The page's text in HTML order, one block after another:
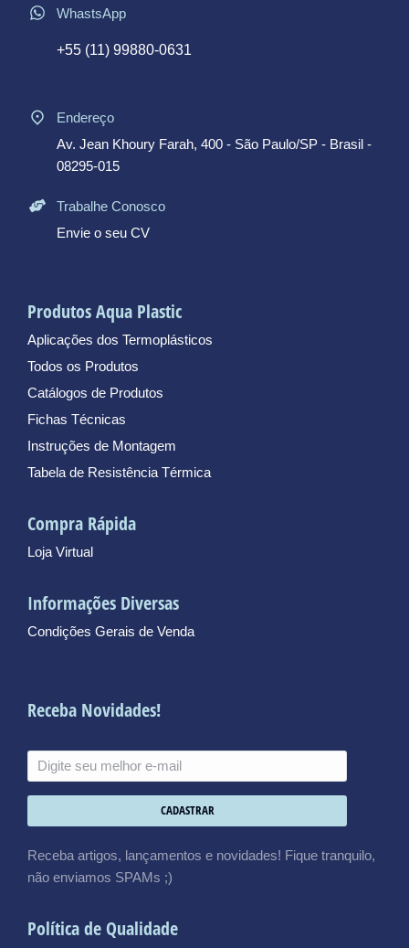
WhastsApp
+55 (11) 99880-0631
Endereço
Av. Jean Khoury Farah, 400 - São Paulo/SP - Brasil -
08295-015
Trabalhe Conosco
Envie o seu CV
Produtos Aqua Plastic
Aplicações dos Termoplásticos
Todos os Produtos
Catálogos de Produtos
Fichas Técnicas
Instruções de Montagem
Tabela de Resistência Térmica
Compra Rápida
Loja Virtual
Informações Diversas
Condições Gerais de Venda
Receba Novidades!
CADASTRAR
Receba artigos, lançamentos e novidades! Fique tranquilo,
não enviamos SPAMs ;)
Política de Qualidade